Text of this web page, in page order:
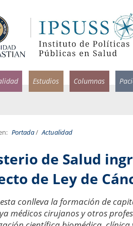
Estudios Columnas
Portada/ Actualidad
de Salud
de Ley de
conlleva la formación de
médicos cirujanos y otros
Infectólogo y profesor
Medicina, Universidad
Usamos la palabra
una enfermedad